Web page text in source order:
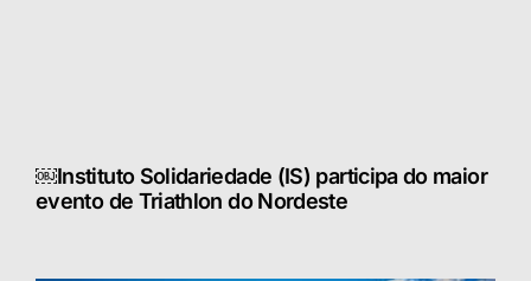
￼Instituto Solidariedade (IS) participa do maior
evento de Triathlon do Nordeste